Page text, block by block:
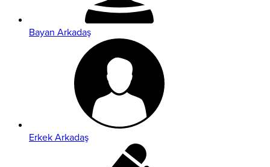
Bayan Arkadaş
Erkek Arkadaş